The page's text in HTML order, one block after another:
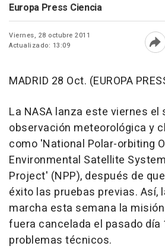
Europa Press Ciencia
Viernes, 28 octubre 2011
Actualizado: 13:09
MADRID 28 Oct. (EUROPA
La NASA lanza este viernes el
observación meteorológica y
como 'National Polar-orbiting
Environmental Satellite
Project' (NPP), después de
éxito las pruebas previas. Así,
marcha esta semana la
fuera cancelada el pasado día
problemas técnicos.